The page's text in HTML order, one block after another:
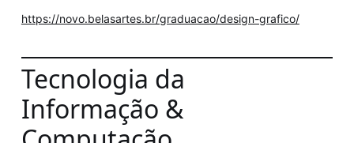
https://novo.belasartes.br/graduacao/design-grafico/
Tecnologia da
Informação &